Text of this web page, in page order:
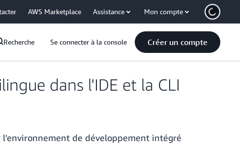
AWS Marketplace Assistance Mon compte
Recherche Se connecter à la console Créer un compte
dans l'IDE et la CLI
de développement intégré